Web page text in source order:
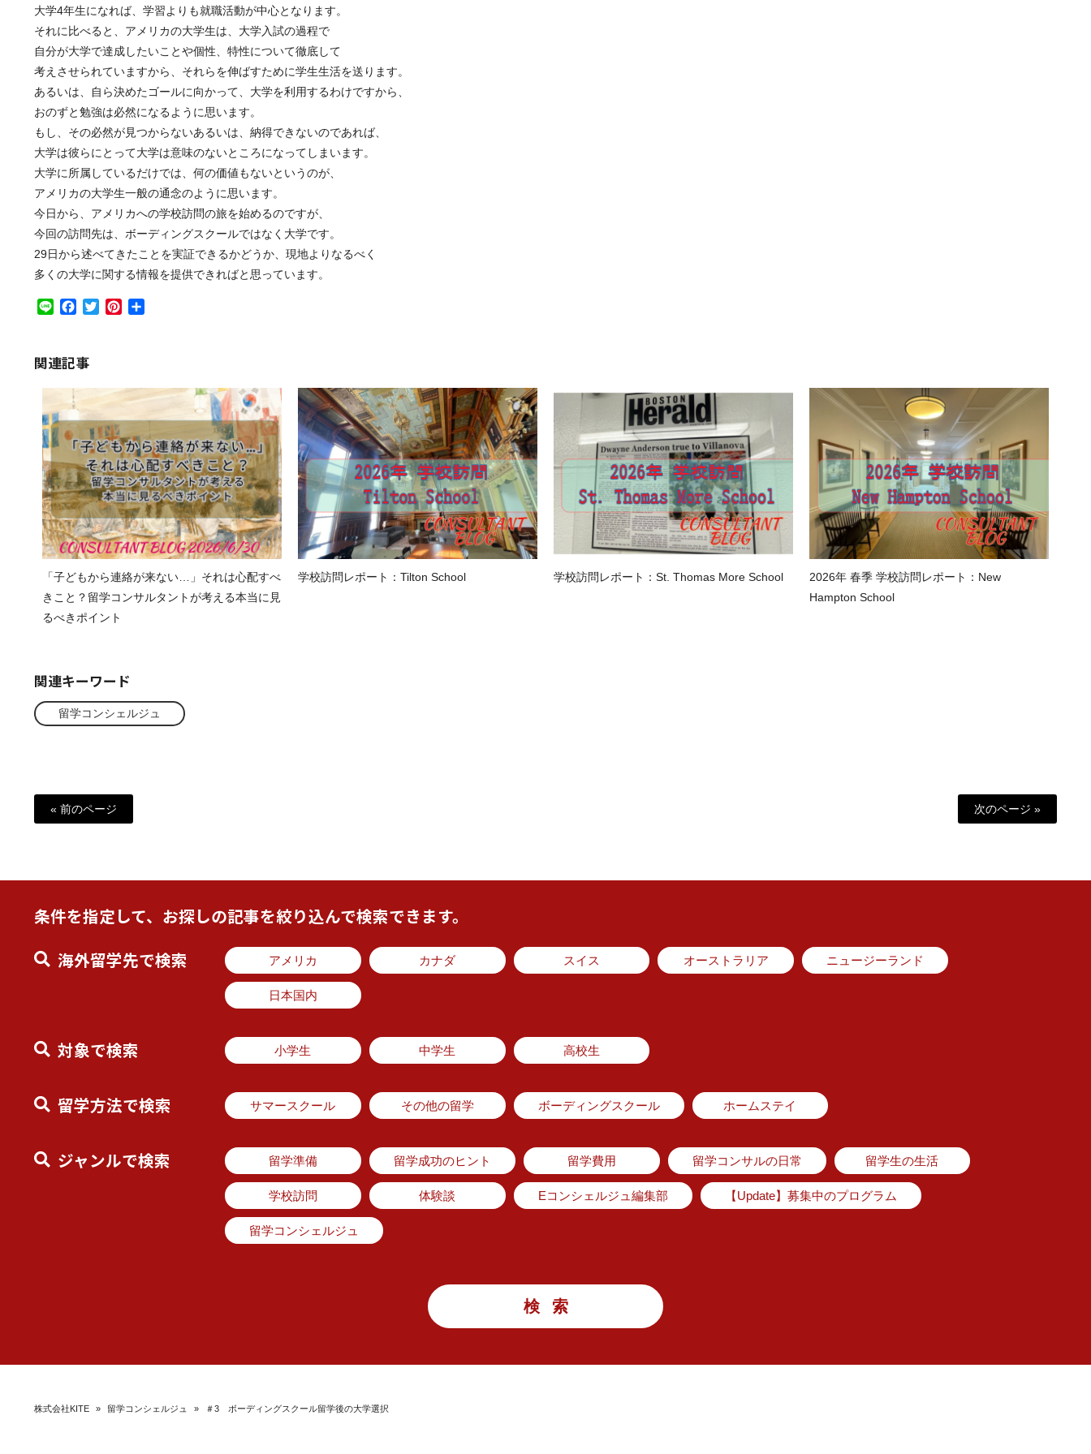
大学4年生になれば、学習よりも就職活動が中心となります。
それに比べると、アメリカの大学生は、大学入試の過程で
自分が大学で達成したいことや個性、特性について徹底して
考えさせられていますから、それらを伸ばすために学生生活を送ります。
あるいは、自ら決めたゴールに向かって、大学を利用するわけですから、
おのずと勉強は必然になるように思います。
もし、その必然が見つからないあるいは、納得できないのであれば、
大学は彼らにとって大学は意味のないところになってしまいます。
大学に所属しているだけでは、何の価値もないというのが、
アメリカの大学生一般の通念のように思います。
今日から、アメリカへの学校訪問の旅を始めるのですが、
今回の訪問先は、ボーディングスクールではなく大学です。
29日から述べてきたことを実証できるかどうか、現地よりなるべく
多くの大学に関する情報を提供できればと思っています。
Line Facebook
TwitterPinterest
関連記事
「子どもから連絡が来ない…」それは心配すべ
きこと？留学コンサルタントが考える本当に見
るべきポイント
学校訪問レポート：Tilton School 学校訪問レポート：St. Thomas More School
2026年 春季 学校訪問レポート：New
Hampton School
関連キーワード
留学コンシェルジュ
« 前のページ 次のページ »
条件を指定して、お探しの記事を絞り込んで検索できます。
海外留学先で検索
アメリカ カナダ スイス オーストラリア ニュージーランド
日本国内
対象で検索 小学生 中学生 高校生
留学方法で検索 サマースクール その他の留学 ボーディングスクール ホームステイ
ジャンルで検索 留学準備 留学成功のヒント 留学費用 留学コンサルの日常 留学生の生活
学校訪問 体験談 Eコンシェルジュ編集部 【Update】募集中のプログラム
留学コンシェルジュ
株式会社KITE » 留学コンシェルジュ » ＃3 ボーディングスクール留学後の大学選択